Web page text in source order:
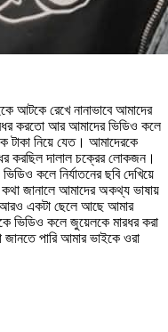
আটকে রেখে নানাভাবে আমাদের
করতো আর আমাদের ভিডিও কলে
টাকা নিয়ে যেত। আমাদেরকে
করছিল দালাল চক্রের লোকজন।
কলে নির্যাতনের ছবি দেখিয়ে
কথা জানালে আমাদের অকথ্য ভাষায়
আরও একটা ছেলে আছে আমার
ভিডিও কলে জুয়েলকে মারধর করা
পারি আমার ভাইকে ওরা